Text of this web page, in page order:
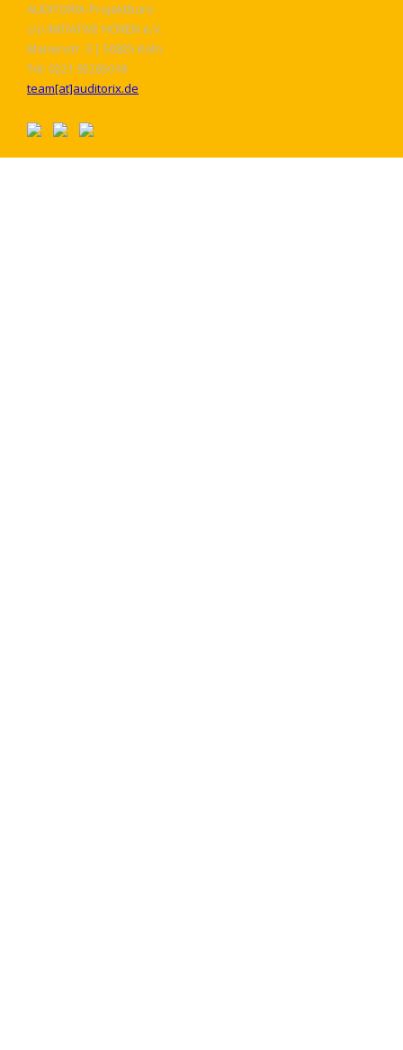
AUDITORIX-Projektbüro
c/o INITIATIVE HÖREN e.V.
Marienstr. 3 | 50825 Köln
Tel: 0221 95265018
team[at]auditorix.de